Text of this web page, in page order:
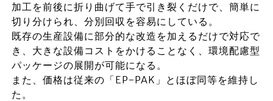
加工を前後に折り曲げて手で引き裂くだけで、簡単に
切り分けられ、分別回収を容易にしている。
既存の生産設備に部分的な改造を加えるだけで対応で
き、大きな設備コストをかけることなく、環境配慮型
パッケージの展開が可能になる。
また、価格は従来の「EP-PAK」とほぼ同等を維持し
た。